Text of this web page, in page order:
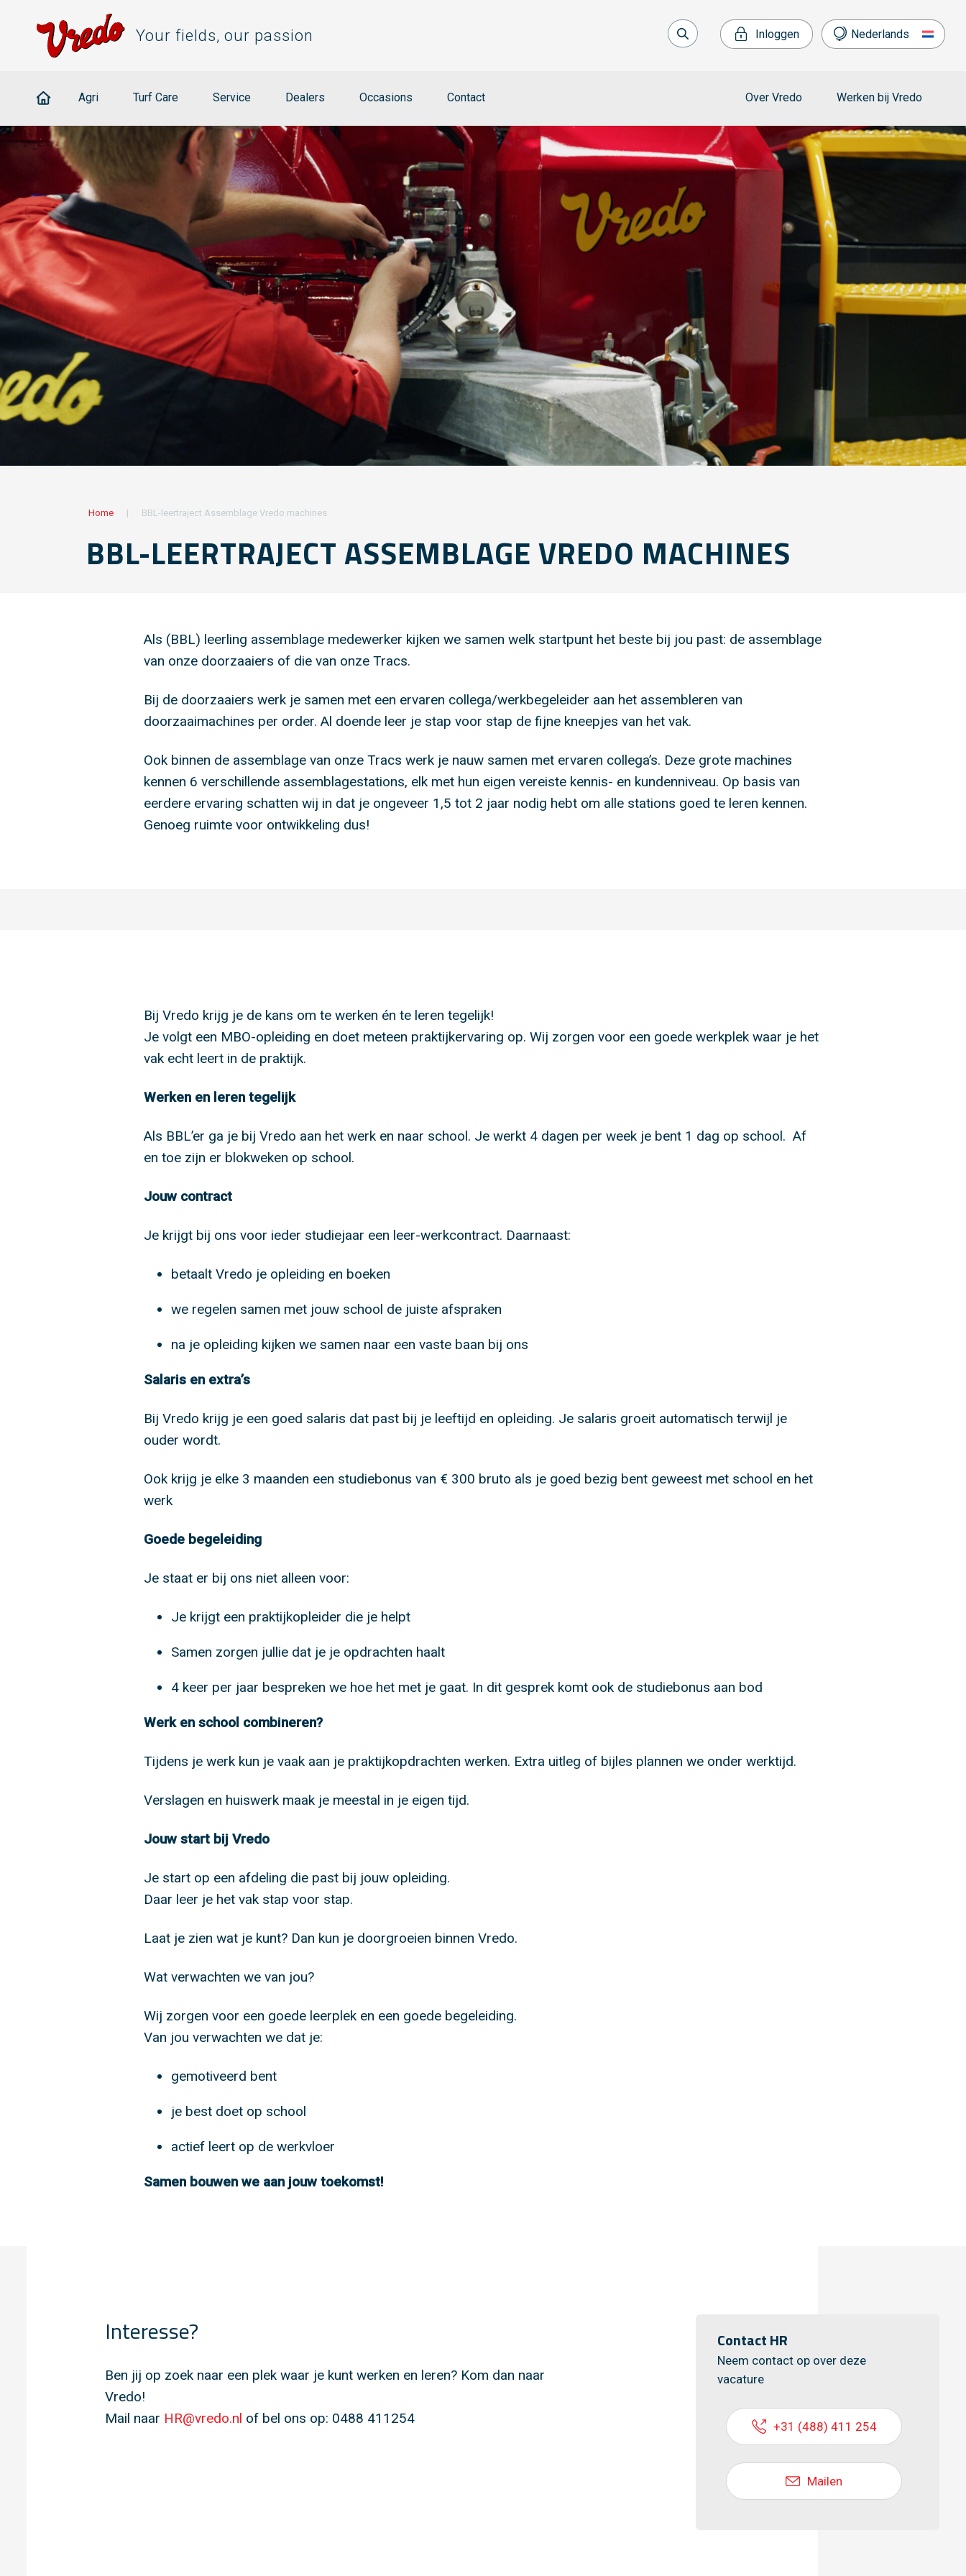
Your fields, our passion Inloggen Nederlands
Agri Turf Care Service Dealers Occasions Contact Over Vredo Werken bij Vredo
Home | BBL-leertraject Assemblage Vredo machines
BBL-LEERTRAJECT ASSEMBLAGE VREDO MACHINES
Als (BBL) leerling assemblage medewerker kijken we samen welk startpunt het beste bij jou past: de assemblage
van onze doorzaaiers of die van onze Tracs.
Bij de doorzaaiers werk je samen met een ervaren collega/werkbegeleider aan het assembleren van
doorzaaimachines per order. Al doende leer je stap voor stap de fijne kneepjes van het vak.
Ook binnen de assemblage van onze Tracs werk je nauw samen met ervaren collega’s. Deze grote machines
kennen 6 verschillende assemblagestations, elk met hun eigen vereiste kennis- en kundenniveau. Op basis van
eerdere ervaring schatten wij in dat je ongeveer 1,5 tot 2 jaar nodig hebt om alle stations goed te leren kennen.
Genoeg ruimte voor ontwikkeling dus!
Bij Vredo krijg je de kans om te werken én te leren tegelijk!
Je volgt een MBO-opleiding en doet meteen praktijkervaring op. Wij zorgen voor een goede werkplek waar je het
vak echt leert in de praktijk.
Werken en leren tegelijk
Als BBL’er ga je bij Vredo aan het werk en naar school. Je werkt 4 dagen per week je bent 1 dag op school. Af
en toe zijn er blokweken op school.
Jouw contract
Je krijgt bij ons voor ieder studiejaar een leer-werkcontract. Daarnaast:
betaalt Vredo je opleiding en boeken
we regelen samen met jouw school de juiste afspraken
na je opleiding kijken we samen naar een vaste baan bij ons
Salaris en extra’s
Bij Vredo krijg je een goed salaris dat past bij je leeftijd en opleiding. Je salaris groeit automatisch terwijl je
ouder wordt.
Ook krijg je elke 3 maanden een studiebonus van € 300 bruto als je goed bezig bent geweest met school en het
werk
Goede begeleiding
Je staat er bij ons niet alleen voor:
Je krijgt een praktijkopleider die je helpt
Samen zorgen jullie dat je je opdrachten haalt
4 keer per jaar bespreken we hoe het met je gaat. In dit gesprek komt ook de studiebonus aan bod
Werk en school combineren?
Tijdens je werk kun je vaak aan je praktijkopdrachten werken. Extra uitleg of bijles plannen we onder werktijd.
Verslagen en huiswerk maak je meestal in je eigen tijd.
Jouw start bij Vredo
Je start op een afdeling die past bij jouw opleiding.
Daar leer je het vak stap voor stap.
Laat je zien wat je kunt? Dan kun je doorgroeien binnen Vredo.
Wat verwachten we van jou?
Wij zorgen voor een goede leerplek en een goede begeleiding.
Van jou verwachten we dat je:
gemotiveerd bent
je best doet op school
actief leert op de werkvloer
Samen bouwen we aan jouw toekomst!
Interesse?
Ben jij op zoek naar een plek waar je kunt werken en leren? Kom dan naar
Vredo!
Mail naar HR@vredo.nl of bel ons op: 0488 411254
Contact HR
Neem contact op over deze
vacature
+31 (488) 411 254
Mailen